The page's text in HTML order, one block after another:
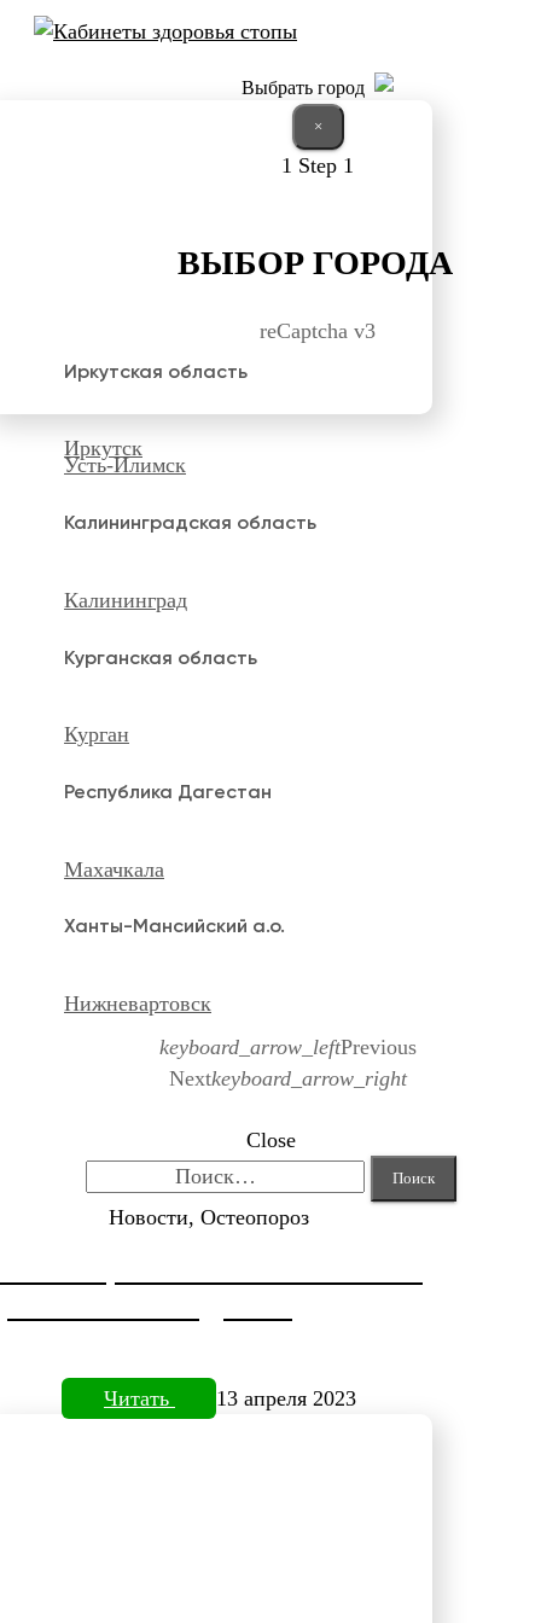
Выбрать город
×
1 Step 1
ВЫБОР ГОРОДА
reCaptcha v3
Иркутская область
Иркутск
Усть-Илимск
Калининградская область
Калининград
Курганская область
Курган
Республика Дагестан
Махачкала
Ханты-Мансийский а.о.
Нижневартовск
keyboard_arrow_leftPrevious
Nextkeyboard_arrow_right
Close
Новости, Остеопороз
Читать 13 апреля 2023